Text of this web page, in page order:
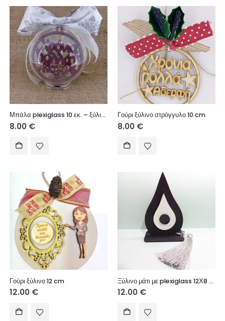
Μπάλα plexiglass 10 εκ. – ξύλινο στοιχείο Χρόνια Πολλά (Νονά)
8.00 €
Γούρι ξύλινο στρόγγυλο 10 cm
8.00 €
Γούρι ξύλινο 12 cm
12.00 €
Ξύλινο μάτι με plexiglass 12Χ8 εκ.
12.00 €